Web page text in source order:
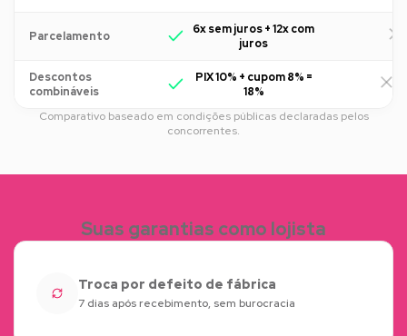
Parcelamento
6x sem juros + 12x com
juros
Descontos
combináveis
PIX 10% + cupom 8% =
18%
Comparativo baseado em condições públicas declaradas pelos
concorrentes.
Suas garantias como lojista
Troca por defeito de fábrica
7 dias após recebimento, sem burocracia